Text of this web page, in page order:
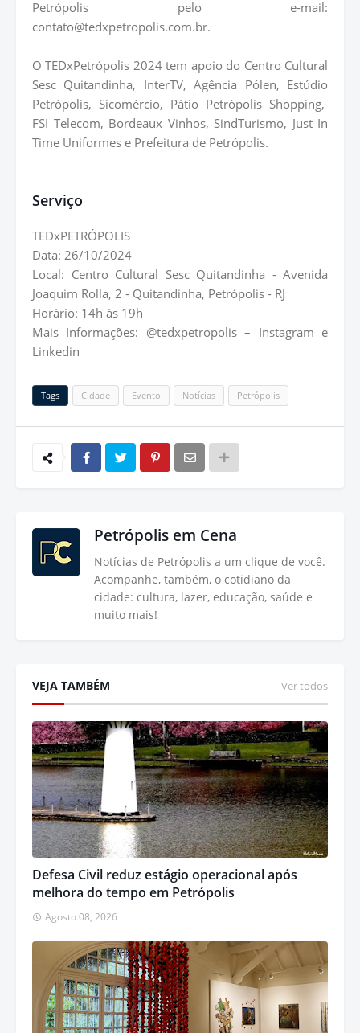
Petrópolis pelo e-mail:
contato@tedxpetropolis.com.br.
O TEDxPetrópolis 2024 tem apoio do Centro Cultural
Sesc Quitandinha, InterTV, Agência Pólen, Estúdio
Petrópolis, Sicomércio, Pátio Petrópolis Shopping,
FSI Telecom, Bordeaux Vinhos, SindTurismo, Just In
Time Uniformes e Prefeitura de Petrópolis.
Serviço
TEDxPETRÓPOLIS
Data: 26/10/2024
Local: Centro Cultural Sesc Quitandinha - Avenida
Joaquim Rolla, 2 - Quitandinha, Petrópolis - RJ
Horário: 14h às 19h
Mais Informações: @tedxpetropolis – Instagram e
Linkedin
Tags Cidade Evento Notícias Petrópolis
Petrópolis em Cena
Notícias de Petrópolis a um clique de você.
Acompanhe, também, o cotidiano da
cidade: cultura, lazer, educação, saúde e
muito mais!
VEJA TAMBÉM Ver todos
Defesa Civil reduz estágio operacional após
melhora do tempo em Petrópolis
Agosto 08, 2026